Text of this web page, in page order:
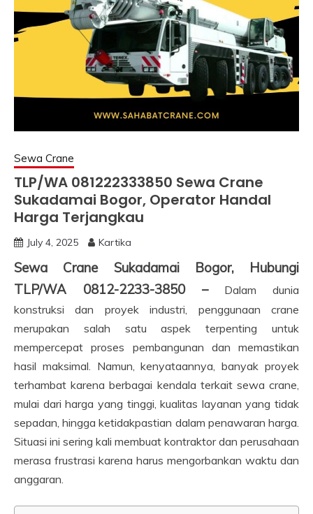
Sewa Crane
TLP/WA 081222333850 Sewa Crane
Sukadamai Bogor, Operator Handal
Harga Terjangkau
July 4, 2025 Kartika
Sewa Crane Sukadamai Bogor, Hubungi
TLP/WA 0812-2233-3850 –
Dalam dunia
konstruksi dan proyek industri, penggunaan crane
merupakan salah satu aspek terpenting untuk
mempercepat proses pembangunan dan memastikan
hasil maksimal. Namun, kenyataannya, banyak proyek
terhambat karena berbagai kendala terkait sewa crane,
mulai dari harga yang tinggi, kualitas layanan yang tidak
sepadan, hingga ketidakpastian dalam penawaran harga.
Situasi ini sering kali membuat kontraktor dan perusahaan
merasa frustrasi karena harus mengorbankan waktu dan
anggaran.